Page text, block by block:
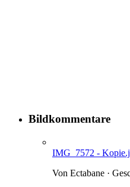
Bildkommentare
IMG_7572 -
Von Ectabane ·